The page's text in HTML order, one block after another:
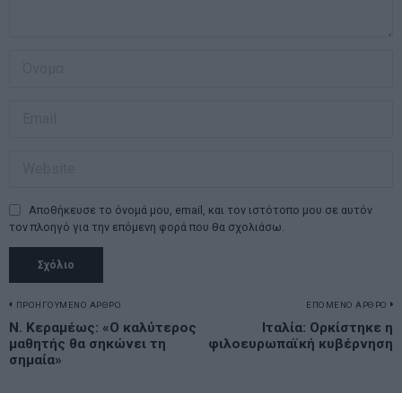
Αποθήκευσε το όνομά μου, email, και τον ιστότοπο μου σε αυτόν
τον πλοηγό για την επόμενη φορά που θα σχολιάσω.
Πλοήγηση
άρθρων
ΠΡΟΗΓΟΥΜΕΝΟ ΑΡΘΡΟ
Previous
post:
Ν. Κεραμέως: «Ο καλύτερος
μαθητής θα σηκώνει τη
σημαία»
ΕΠΟΜΕΝΟ ΑΡΘΡΟ
Ιταλία: Ορκίστηκε η
φιλοευρωπαϊκή κυβέρνηση